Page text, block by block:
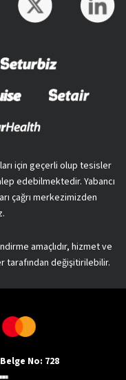
için geçerli olup tesisler
edebilmektedir. Yabancı
çağrı merkezimizden
amaçlıdır, hizmet ve
tarafından değişitirilebilir.
Belge No: 728